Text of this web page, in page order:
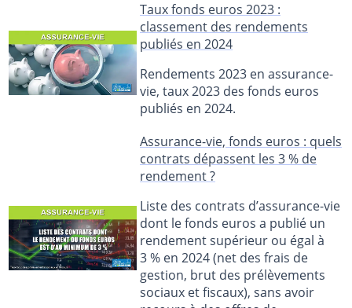
Taux fonds euros 2023 :
classement des rendements
publiés en 2024
Rendements 2023 en assurance-
vie, taux 2023 des fonds euros
publiés en 2024.
Assurance-vie, fonds euros : quels
contrats dépassent les 3 % de
rendement ?
Liste des contrats d’assurance-vie
dont le fonds euros a publié un
rendement supérieur ou égal à
3 % en 2024 (net des frais de
gestion, brut des prélèvements
sociaux et fiscaux), sans avoir